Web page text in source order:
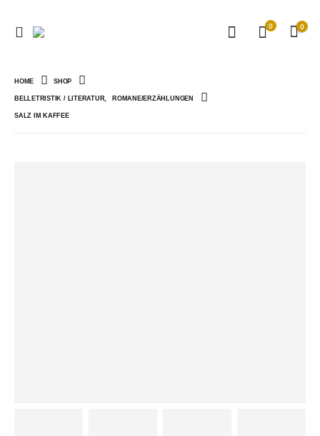
0 0
HOME SHOP
BELLETRISTIK / LITERATUR, ROMANE/ERZÄHLUNGEN
SALZ IM KAFFEE